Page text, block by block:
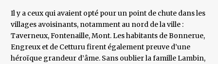
Il y a ceux qui avaient opté pour un point de chute dans les
villages avoisinants, notamment au nord de la ville :
Taverneux, Fontenaille, Mont. Les habitants de Bonnerue,
Engreux et de Cetturu firent également preuve d’une
héroïque grandeur d’âme. Sans oublier la famille Lambin,